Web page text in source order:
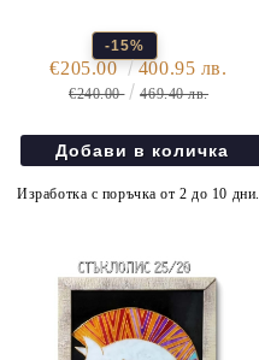
-15%
€205.00 400.95 лв.
€240.00 469.40 лв.
Изработка с поръчка от 2 до 10 дни.